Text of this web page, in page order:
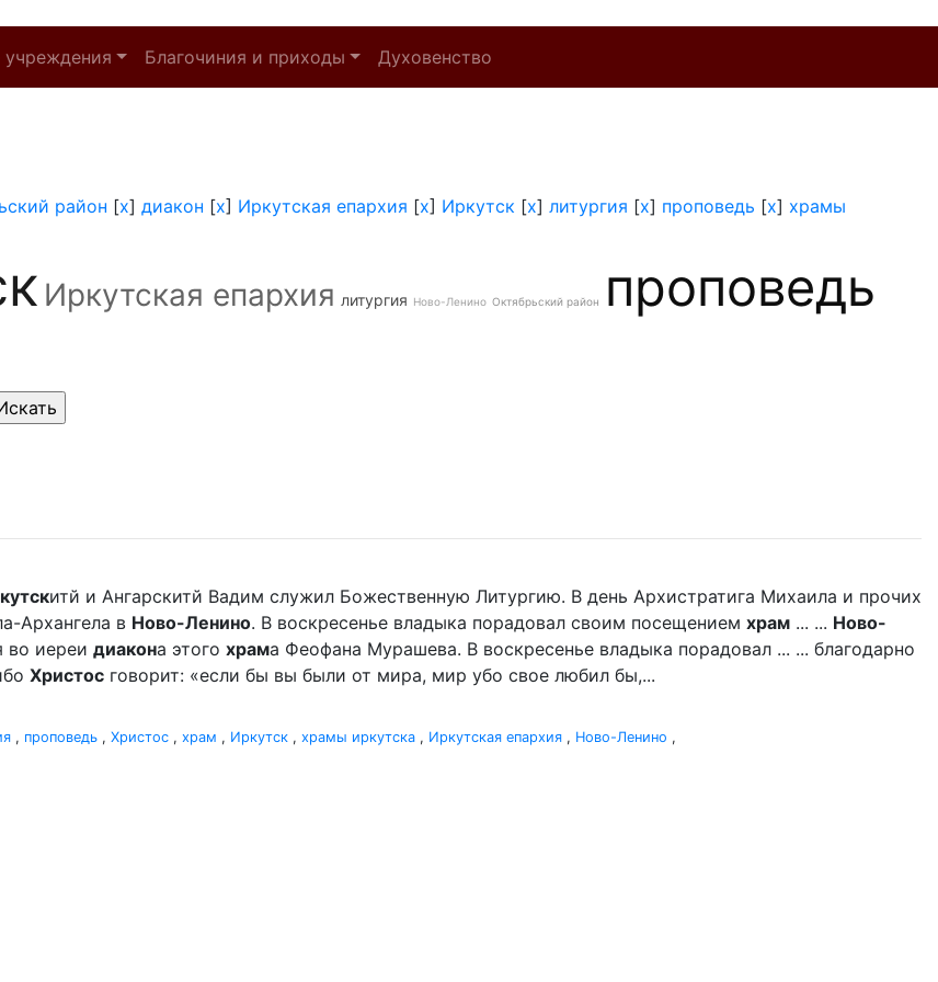
учреждения Благочиния и приходы Духовенство
район [x] диакон [x] Иркутская епархия [x] Иркутск [x] литургия [x] проповедь [x] храмы
Иркутская епархия литургия Ново-Ленино Октябрьский район проповедь
итй и Ангарскитй Вадим служил Божественную Литургию. В день Архистратига Михаила и прочих
Архангела в Ново-Ленино. В воскресенье владыка порадовал своим посещением храм ... ... Ново-
во иереи диакона этого храма Феофана Мурашева. В воскресенье владыка порадовал ... ... благодарно
Христос говорит: «если бы вы были от мира, мир убо свое любил бы,...
, проповедь , Христос , храм , Иркутск , храмы иркутска , Иркутская епархия , Ново-Ленино ,